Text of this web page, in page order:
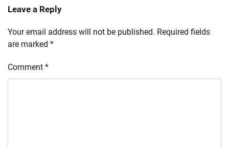
Leave a Reply
Your email address will not be published. Required fields
are marked *
Comment *